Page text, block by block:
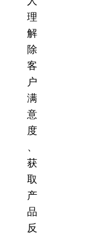
理
解
除
客
户
满
意
度
、
获
取
产
品
反